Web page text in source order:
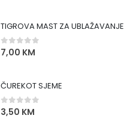
0 out of 5
7,00 KM
ČUREKOT SJEME
0 out of 5
3,50 KM